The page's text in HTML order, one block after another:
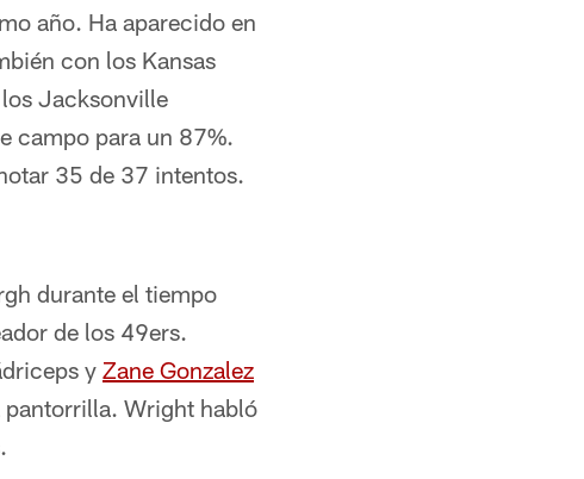
año. Ha aparecido en
con los Kansas
Jacksonville
campo para un 87%.
35 de 37 intentos.
durante el tiempo
de los 49ers.
y Zane Gonzalez
pantorrilla. Wright habló